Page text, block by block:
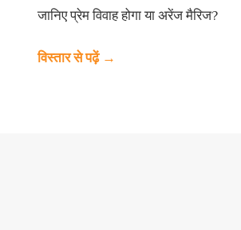
जानिए प्रेम विवाह होगा या अरेंज मैरिज?
विस्तार से पढ़ें →